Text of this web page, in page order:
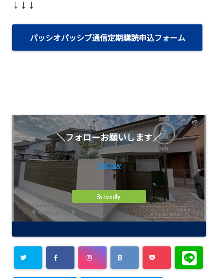
↓↓↓
パッシオパッシブ通信定期購読申込フォーム
＼フォローお願いします／
Follow
feedly